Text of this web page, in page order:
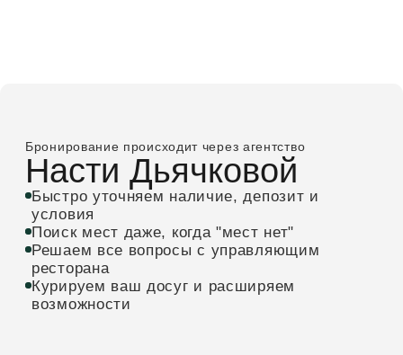
*Instagram принадлежит Meta (организация
признана экстремистской и запрещена на
территории РФ)